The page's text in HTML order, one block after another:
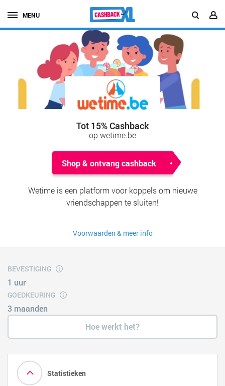
MENU
Tot 15% Cashback
op wetime.be
Shop & ontvang cashback
Wetime is een platform voor koppels om nieuwe
vriendschappen te sluiten!
Voorwaarden & meer info
BEVESTIGING
1 uur
GOEDKEURING
3 maanden
Hoe werkt het?
Statistieken